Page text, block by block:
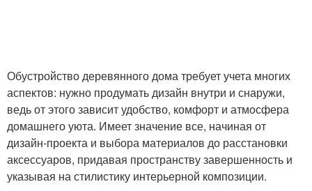
Обустройство деревянного дома требует учета многих
аспектов: нужно продумать дизайн внутри и снаружи,
ведь от этого зависит удобство, комфорт и атмосфера
домашнего уюта. Имеет значение все, начиная от
дизайн-проекта и выбора материалов до расстановки
аксессуаров, придавая пространству завершенность и
указывая на стилистику интерьерной композиции.